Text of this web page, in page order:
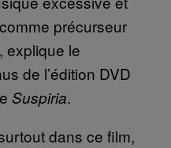
précurseur
explique le
de l’édition DVD
Suspiria.
dans ce film,